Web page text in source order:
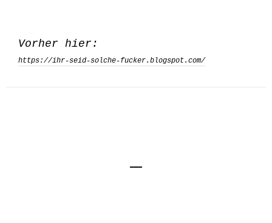
Vorher hier:
https://ihr-seid-solche-fucker.blogspot.com/